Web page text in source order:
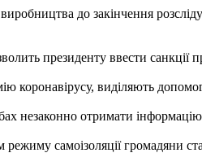
до закінчення
президенту ввести
коронавірусу, виділяють
отримати інформацію
самоізоляції громадяни